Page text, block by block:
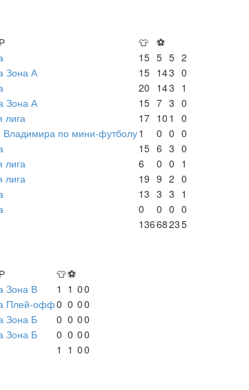
👕 ⚽
15 5 5 2
Зона А 15 143 0
20 143 1
Зона А 15 7 3 0
лига 17 10 1
0
Владимира по мини-футболу1 0 0 0
15 6 3 0
лига 6 0 0 1
лига 19 9 2 0
13 3 3 1
0 0 0 0
13668235
👕⚽
Зона В 1 1 00
Плей-офф0 0 00
Зона Б 0 0 00
Зона Б 0 0 00
1 1 00